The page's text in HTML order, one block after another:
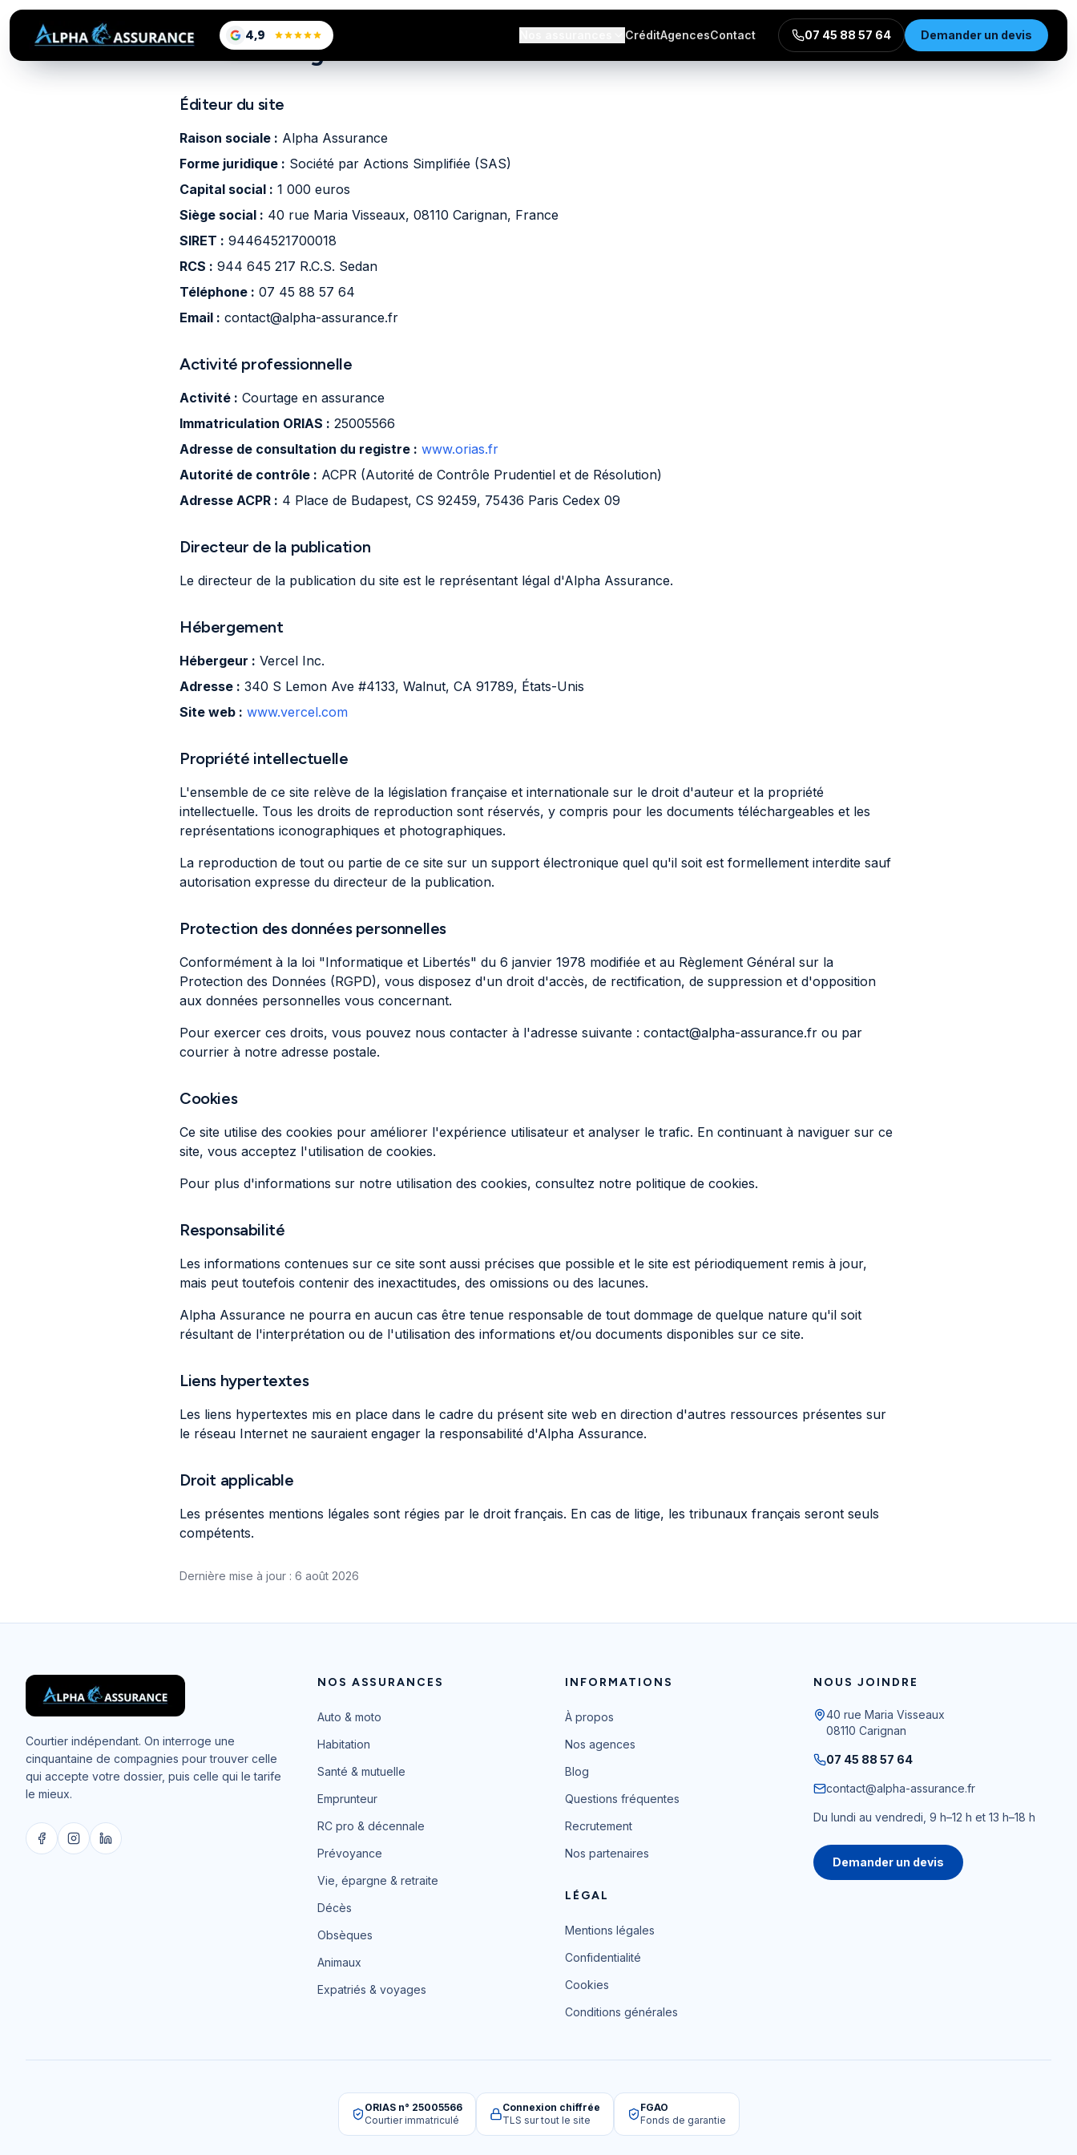
4,9
sur Google, voir les avis CréditAgencesContact 07 45 88 57 64 Demander un devis
Mentions Légales
Éditeur du site
Raison sociale : Alpha Assurance
Forme juridique : Société par Actions Simplifiée (SAS)
Capital social : 1 000 euros
Siège social : 40 rue Maria Visseaux, 08110 Carignan, France
SIRET : 94464521700018
RCS : 944 645 217 R.C.S. Sedan
Téléphone : 07 45 88 57 64
Email : contact@alpha-assurance.fr
Activité professionnelle
Activité : Courtage en assurance
Immatriculation ORIAS : 25005566
Adresse de consultation du registre : www.orias.fr
Autorité de contrôle : ACPR (Autorité de Contrôle Prudentiel et de Résolution)
Adresse ACPR : 4 Place de Budapest, CS 92459, 75436 Paris Cedex 09
Directeur de la publication
Le directeur de la publication du site est le représentant légal d'Alpha Assurance.
Hébergement
Hébergeur : Vercel Inc.
Adresse : 340 S Lemon Ave #4133, Walnut, CA 91789, États-Unis
Site web : www.vercel.com
Propriété intellectuelle
L'ensemble de ce site relève de la législation française et internationale sur le droit d'auteur et la propriété
intellectuelle. Tous les droits de reproduction sont réservés, y compris pour les documents téléchargeables et les
représentations iconographiques et photographiques.
La reproduction de tout ou partie de ce site sur un support électronique quel qu'il soit est formellement interdite sauf
autorisation expresse du directeur de la publication.
Protection des données personnelles
Conformément à la loi "Informatique et Libertés" du 6 janvier 1978 modifiée et au Règlement Général sur la
Protection des Données (RGPD), vous disposez d'un droit d'accès, de rectification, de suppression et d'opposition
aux données personnelles vous concernant.
Pour exercer ces droits, vous pouvez nous contacter à l'adresse suivante : contact@alpha-assurance.fr ou par
courrier à notre adresse postale.
Cookies
Ce site utilise des cookies pour améliorer l'expérience utilisateur et analyser le trafic. En continuant à naviguer sur ce
site, vous acceptez l'utilisation de cookies.
Pour plus d'informations sur notre utilisation des cookies, consultez notre politique de cookies.
Responsabilité
Les informations contenues sur ce site sont aussi précises que possible et le site est périodiquement remis à jour,
mais peut toutefois contenir des inexactitudes, des omissions ou des lacunes.
Alpha Assurance ne pourra en aucun cas être tenue responsable de tout dommage de quelque nature qu'il soit
résultant de l'interprétation ou de l'utilisation des informations et/ou documents disponibles sur ce site.
Liens hypertextes
Les liens hypertextes mis en place dans le cadre du présent site web en direction d'autres ressources présentes sur
le réseau Internet ne sauraient engager la responsabilité d'Alpha Assurance.
Droit applicable
Les présentes mentions légales sont régies par le droit français. En cas de litige, les tribunaux français seront seuls
compétents.
Dernière mise à jour : 6 août 2026
Courtier indépendant. On interroge une
cinquantaine de compagnies pour trouver celle
qui accepte votre dossier, puis celle qui le tarife
le mieux.
NOS ASSURANCES
Auto & moto
Habitation
Santé & mutuelle
Emprunteur
RC pro & décennale
Prévoyance
Vie, épargne & retraite
Décès
Obsèques
Animaux
Expatriés & voyages
INFORMATIONS
À propos
Nos agences
Blog
Questions fréquentes
Recrutement
Nos partenaires
LÉGAL
Mentions légales
Confidentialité
Cookies
Conditions générales
NOUS JOINDRE
40 rue Maria Visseaux
08110 Carignan
07 45 88 57 64
contact@alpha-assurance.fr
Du lundi au vendredi, 9 h–12 h et 13 h–18 h
Demander un devis
ORIAS n° 25005566
Courtier immatriculé
Connexion chiffrée
TLS sur tout le site
FGAO
Fonds de garantie